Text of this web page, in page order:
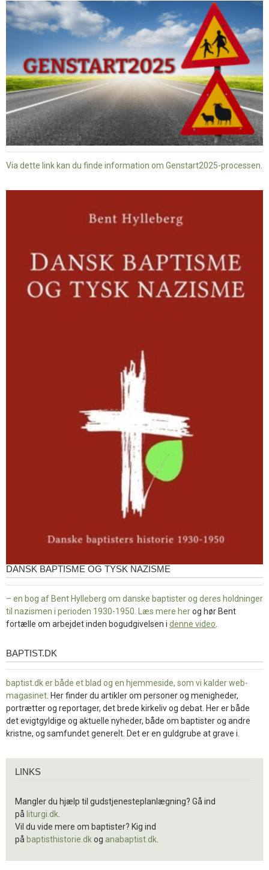
Via dette link kan du finde information om Genstart2025-processen.
DANSK BAPTISME OG TYSK NAZISME
– en bog af Bent Hylleberg om danske baptister og deres holdninger
til nazismen i perioden 1930-1950. Læs mere herog hør Bent
fortælle om arbejdet inden bogudgivelsen i denne video
baptist.dk
BAPTIST.DK
baptist.dk er både et blad og en hjemmeside, som vi kalder web-
magasinet . Her finder du artikler om personer og menigheder,
portrætter og reportager, det brede kirkeliv og debat. Her er både
det evigtgyldige og aktuelle nyheder, både om baptister og andre
kristne, og samfundet generelt. Det er en guldgrube at grave i.
LINKS
Mangler du hjælp til gudstjenesteplanlægning? Gå ind
på liturgi.dk
Vil du vide mere om baptister? Kig ind
på baptisthistorie.dkog anabaptist.dk